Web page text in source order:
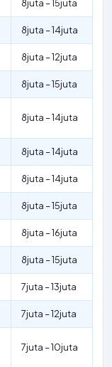
8juta – 15juta
8juta – 14juta
8juta – 12juta
8juta – 15juta
8juta – 14juta
8juta – 14juta
8juta – 14juta
8juta – 15juta
8juta – 16juta
8juta – 15juta
7juta – 13juta
7juta – 12juta
7juta – 10juta